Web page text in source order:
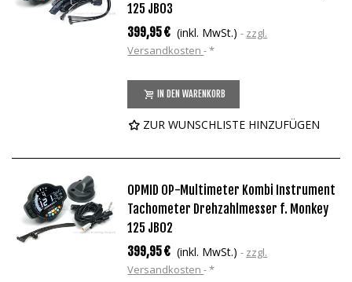
125 JB03
399,95 € (inkl. MwSt.)
zzgl.
Versandkosten *
IN DEN WARENKORB
ZUR WUNSCHLISTE HINZUFÜGEN
OPMID OP-Multimeter Kombi Instrument
Tachometer Drehzahlmesser f. Monkey
125 JB02
399,95 € (inkl. MwSt.)
zzgl.
Versandkosten *